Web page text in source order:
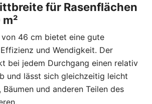
für Rasenflächen
46 cm bietet eine gute
und Wendigkeit. Der
bei jedem Durchgang einen relativ
und lässt sich gleichzeitig leicht
Bäumen und anderen Teilen des